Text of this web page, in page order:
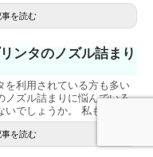
事を読む
ンタのノズル詰まり
を利用されている方も多い
ノズル詰まりに悩んでいる
でしょうか。 私も...
事を読む